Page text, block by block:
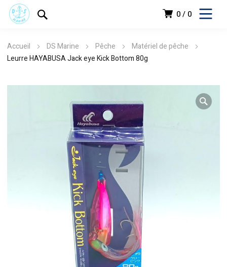
0 0
Accueil DS Marine Pêche
Matériel de pêche
Leurre HAYABUSA Jack eye Kick Bottom 80g